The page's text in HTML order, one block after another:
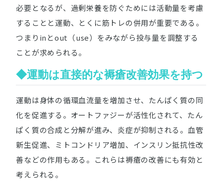
必要となるが、過剰栄養を防ぐためには活動量を考慮
することと運動、とくに筋トレの併用が重要である。
つまりinとout（use）をみながら投与量を調整する
ことが求められる。
◆運動は直接的な褥瘡改善効果を持つ
運動は身体の循環血流量を増加させ、たんぱく質の同
化を促進する。オートファジーが活性化されて、たん
ぱく質の合成と分解が進み、炎症が抑制される。血管
新生促進、ミトコンドリア増加、インスリン抵抗性改
善などの作用もある。これらは褥瘡の改善にも有効と
考えられる。